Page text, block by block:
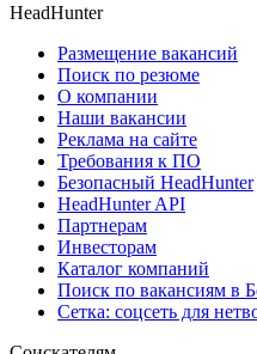
HeadHunter
Размещение вакансий
Поиск по резюме
О компании
Наши вакансии
Реклама на сайте
Требования к ПО
Безопасный HeadHunter
HeadHunter API
Партнерам
Инвесторам
Каталог компаний
Поиск по вакансиям в
Сетка: соцсеть для